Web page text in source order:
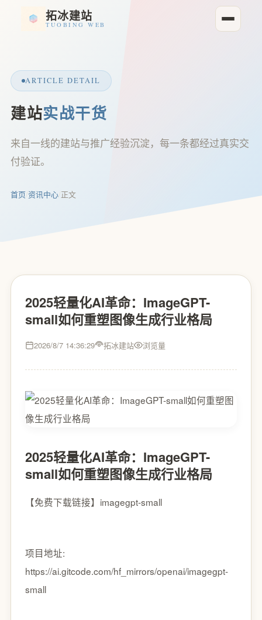
拓冰建站
TUOBING WEB
ARTICLE DETAIL
建站实战干货
来自一线的建站与推广经验沉淀，每一条都经过真实交
付验证。
首页/资讯中心/正文
2025轻量化AI革命：ImageGPT-
small如何重塑图像生成行业格局
2026/8/7 14:36:29 拓冰建站 浏览量
2025轻量化AI革命：ImageGPT-
small如何重塑图像生成行业格局
【免费下载链接】imagegpt-small
项目地址:
https://ai.gitcode.com/hf_mirrors/openai/imagegpt-
small